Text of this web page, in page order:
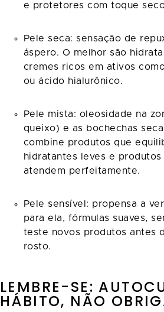
e protetores com toque
Pele seca: sensação de
áspero. O melhor são
cremes ricos em ativos
ou ácido hialurônico.
Pele mista: oleosidade na
queixo) e as bochechas
combine produtos que
hidratantes leves e produtos
atendem perfeitamente.
Pele sensível: propensa a
para ela, fórmulas suaves,
teste novos produtos antes
rosto.
LEMBRE-SE:
HÁBITO, NÃO